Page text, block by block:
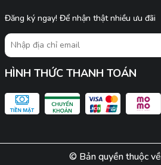
Đăng ký ngay! Để nhận thật nhiều ưu đãi
HÌNH THỨC THANH TOÁN
© Bản quyền thuộc về